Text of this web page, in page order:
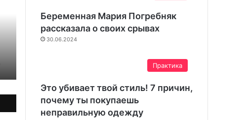
Беременная Мария Погребняк
рассказала о своих срывах
30.06.2024
Практика
Это убивает твой стиль! 7 причин,
почему ты покупаешь
неправильную одежду